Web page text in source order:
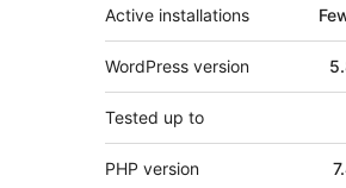
Active installations
WordPress version
Tested up to
PHP version